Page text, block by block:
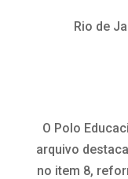
Rio de
O Polo
arquivo
no item 8,